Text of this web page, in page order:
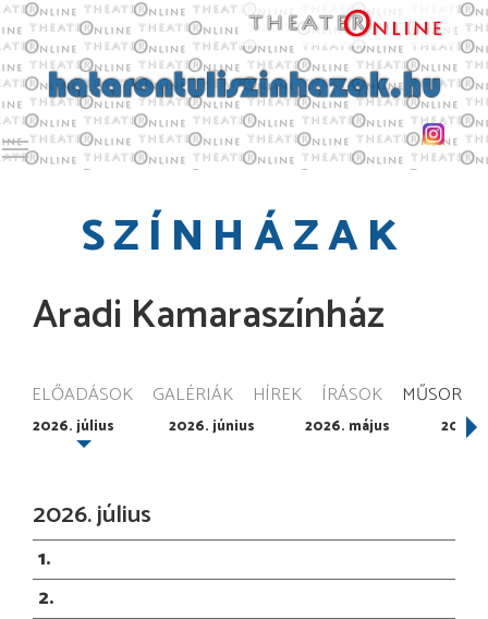
Toggle main menu visibility
SZÍNHÁZAK
Aradi Kamaraszínház
ELŐADÁSOK GALÉRIÁK HÍREK ÍRÁSOK MŰSOR
2026. július 2026. június 2026. május 2026.
2026. július
1
2